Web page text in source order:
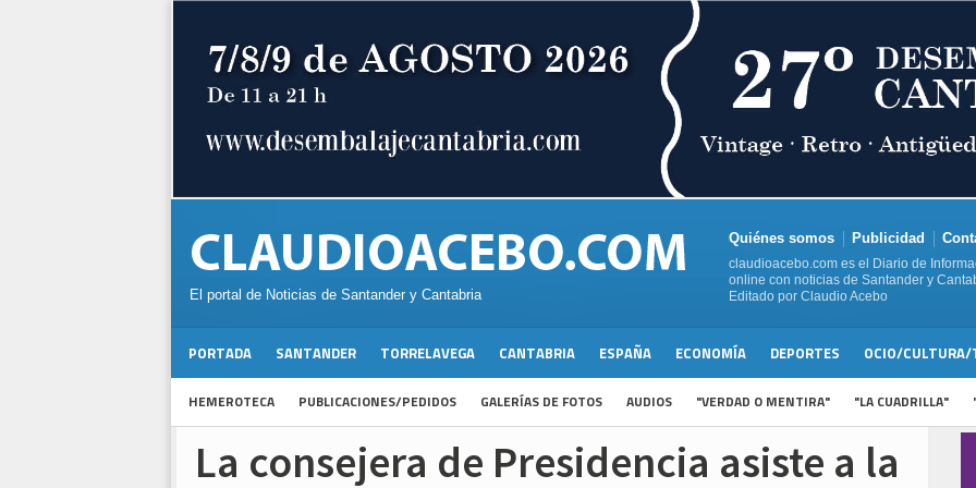
El portal de Noticias de Santander y Cantabria
Quiénes somos Publicidad
claudioacebo.com es el Diario de
online con noticias de Santander y
Editado por Claudio Acebo
PORTADA SANTANDER TORRELAVEGA CANTABRIA ESPAÑA ECONOMÍA DEPORTES OCIO/CULTURA/
HEMEROTECA PUBLICACIONES/PEDIDOS GALERÍAS DE FOTOS AUDIOS "VERDAD O MENTIRA" "LA CUADRILLA"
La consejera de Presidencia asiste a la